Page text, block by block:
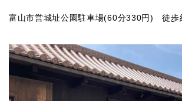
富山市営城址公園駐車場(60分330円) 徒歩